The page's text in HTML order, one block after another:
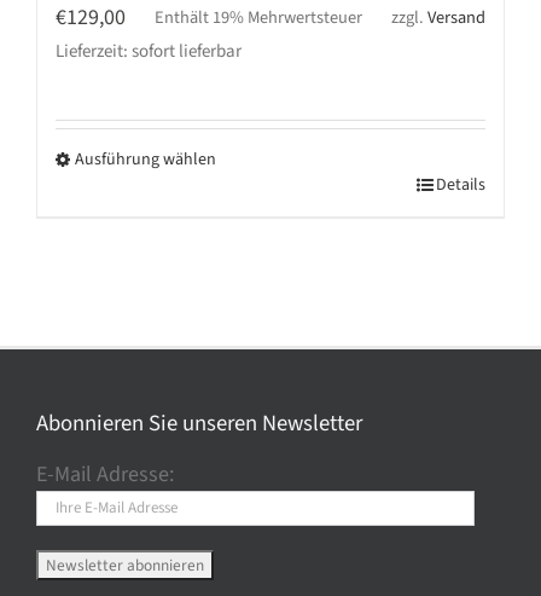
€129,00 Enthält 19% Mehrwertsteuer zzgl.Versand
Lieferzeit: sofort lieferbar
Ausführung wählen
auf.
Optionen
auf
der
Produktseite
gewählt
Details
Abonnieren Sie unseren Newsletter
E-Mail Adresse: